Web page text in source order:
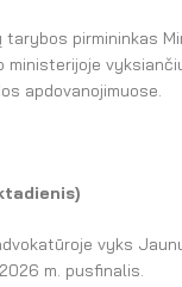
tarybos pirmininkas
ministerijoje
apdovanojimuose.
vyks
m. pusfinalis.